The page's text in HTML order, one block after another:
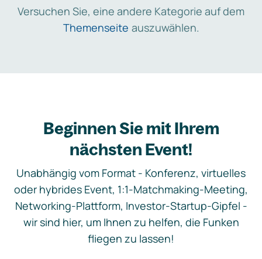
Versuchen Sie, eine andere Kategorie auf dem
Themenseite auszuwählen.
Beginnen Sie mit Ihrem
nächsten Event!
Unabhängig vom Format - Konferenz, virtuelles
oder hybrides Event, 1:1-Matchmaking-Meeting,
Networking-Plattform, Investor-Startup-Gipfel -
wir sind hier, um Ihnen zu helfen, die Funken
fliegen zu lassen!